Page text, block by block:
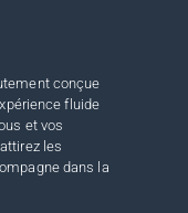
conçue
fluide
et vos
les
dans la